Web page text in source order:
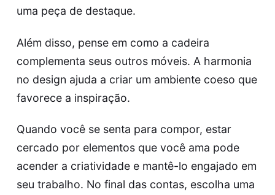
uma peça de destaque.
Além disso, pense em como a cadeira
complementa seus outros móveis. A harmonia
no design ajuda a criar um ambiente coeso que
favorece a inspiração.
Quando você se senta para compor, estar
cercado por elementos que você ama pode
acender a criatividade e mantê-lo engajado em
seu trabalho. No final das contas, escolha uma